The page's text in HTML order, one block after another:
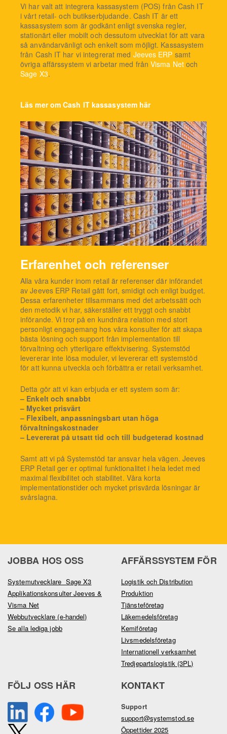
Vi har valt att integrera kassasystem (POS) från Cash IT
i vårt retail- och butikserbjudande. Cash IT är ett
kassasystem som är godkänt enligt svenska regler,
stationärt eller mobilt och dessutom utvecklat för att vara
så användarvänligt och enkelt som möjligt. Kassasystem
från Cash IT har vi integrerat med Jeeves ERP samt
övriga affärssystem vi arbetar med frånVisma Netoch
Sage X3.
Läs mer om Cash IT kassasystem här
Erfarenhet och referenser
Alla våra kunder inom retail är referenser där införandet
av Jeeves ERP Retail gått fort, smidigt och enligt budget.
Dessa erfarenheter tillsammans med det arbetssätt och
den metodik vi har, säkerställer ett tryggt och snabbt
införande. Vi tror på en kundnära relation med stort
personligt engagemang hos våra konsulter för att skapa
bästa lösning och support från implementation till
förvaltning och ytterligare effektvisering. Systemstöd
levererar inte lösa moduler, vi levererar ett systemstöd
för att kunna utveckla och förbättra er retail verksamhet.
Detta gör att vi kan erbjuda er ett system som är:
– Enkelt och snabbt
– Mycket prisvärt
– Flexibelt, anpassningsbart utan höga
förvaltningskostnader
– Levererat på utsatt tid och till budgeterad kostnad
Samt att vi på Systemstöd tar ansvar hela vägen. Jeeves
ERP Retail ger er optimal funktionalitet i hela ledet med
maximal flexibilitet och stabilitet. Våra korta
implementationstider och mycket prisvärda lösningar är
svårslagna.
JOBBA HOS OSS
Systemutvecklare Sage X3
Applikationskonsulter Jeeves &
Visma Net
Webbutvecklare (e-handel)
Se alla lediga jobb
AFFÄRSSYSTEM FÖR
Logistik och Distribution
Produktion
Tjänsteföretag
Läkemedelsföretag
Kemiföretag
Livsmedelsföretag
Internationell verksamhet
Tredjepartslogistik (3PL)
FÖLJ OSS HÄR KONTAKT
Support
support@systemstod.se
Öppettider 2025